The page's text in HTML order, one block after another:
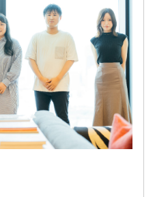
プができるチャンスがあり
PJ管理やアーキテクトな
きるコースです。
ムで開発しています。